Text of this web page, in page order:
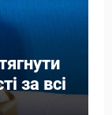
за всі